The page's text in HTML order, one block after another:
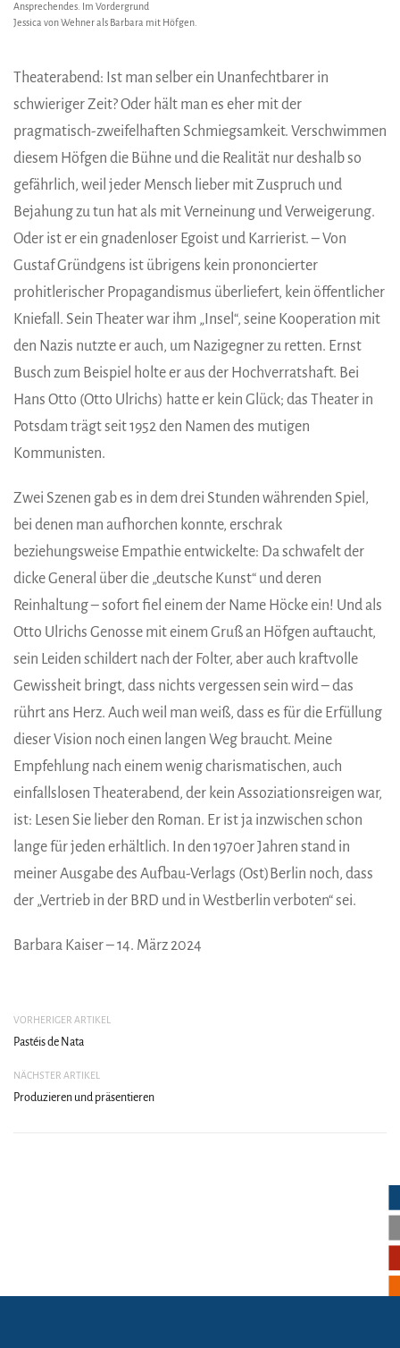
Ansprechendes. Im Vordergrund
Jessica von Wehner als Barbara mit Höfgen.
Theaterabend: Ist man selber ein Unanfechtbarer in
schwieriger Zeit? Oder hält man es eher mit der
pragmatisch-zweifelhaften Schmiegsamkeit. Verschwimmen
diesem Höfgen die Bühne und die Realität nur deshalb so
gefährlich, weil jeder Mensch lieber mit Zuspruch und
Bejahung zu tun hat als mit Verneinung und Verweigerung.
Oder ist er ein gnadenloser Egoist und Karrierist. – Von
Gustaf Gründgens ist übrigens kein prononcierter
prohitlerischer Propagandismus überliefert, kein öffentlicher
Kniefall. Sein Theater war ihm „Insel“, seine Kooperation mit
den Nazis nutzte er auch, um Nazigegner zu retten. Ernst
Busch zum Beispiel holte er aus der Hochverratshaft. Bei
Hans Otto (Otto Ulrichs) hatte er kein Glück; das Theater in
Potsdam trägt seit 1952 den Namen des mutigen
Kommunisten.
Zwei Szenen gab es in dem drei Stunden währenden Spiel,
bei denen man aufhorchen konnte, erschrak
beziehungsweise Empathie entwickelte: Da schwafelt der
dicke General über die „deutsche Kunst“ und deren
Reinhaltung – sofort fiel einem der Name Höcke ein! Und als
Otto Ulrichs Genosse mit einem Gruß an Höfgen auftaucht,
sein Leiden schildert nach der Folter, aber auch kraftvolle
Gewissheit bringt, dass nichts vergessen sein wird – das
rührt ans Herz. Auch weil man weiß, dass es für die Erfüllung
dieser Vision noch einen langen Weg braucht. Meine
Empfehlung nach einem wenig charismatischen, auch
einfallslosen Theaterabend, der kein Assoziationsreigen war,
ist: Lesen Sie lieber den Roman. Er ist ja inzwischen schon
lange für jeden erhältlich. In den 1970er Jahren stand in
meiner Ausgabe des Aufbau-Verlags (Ost)Berlin noch, dass
der „Vertrieb in der BRD und in Westberlin verboten“ sei.
Barbara Kaiser – 14. März 2024
VORHERIGER ARTIKEL
Pastéis de Nata
NÄCHSTER ARTIKEL
Produzieren und präsentieren